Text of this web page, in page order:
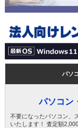
パソ
パソコン
不要になったパソコン、
いたします！ 査定額